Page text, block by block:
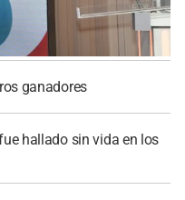
ganadores
hallado sin vida en los